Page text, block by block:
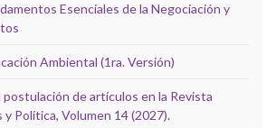
Esenciales de la Negociación y
Ambiental (1ra. Versión)
de artículos en la Revista
y Política, Volumen 14 (2027).